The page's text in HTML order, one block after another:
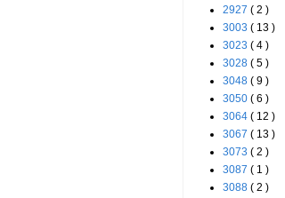
2927 ( 2 )
3003 ( 13 )
3023 ( 4 )
3028 ( 5 )
3048 ( 9 )
3050 ( 6 )
3064 ( 12 )
3067 ( 13 )
3073 ( 2 )
3087 ( 1 )
3088 ( 2 )